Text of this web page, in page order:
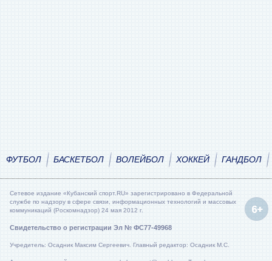
ФУТБОЛ БАСКЕТБОЛ ВОЛЕЙБОЛ ХОККЕЙ ГАНДБОЛ
Сетевое издание «Кубанский спорт.RU» зарегистрировано в Федеральной
службе по надзору в сфере связи, информационных технологий и массовых
коммуникаций (Роскомнадзор) 24 мая 2012 г.
Свидетельство о регистрации Эл № ФС77-49968
Учредитель: Осадник Максим Сергеевич. Главный редактор: Осадник М.С.